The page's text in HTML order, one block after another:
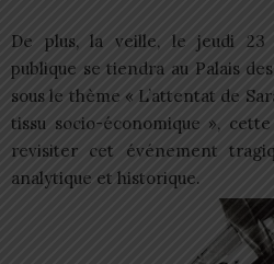
De plus, la veille, le jeudi 23
publique se tiendra au Palais
sous le thème « L’attentat de
tissu socio-économique »,
revisiter cet événement
analytique et historique.